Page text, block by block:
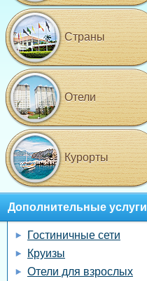
Страны
Отели
Курорты
Дополнительные услуги
Гостиничные сети
Круизы
Отели для взрослых